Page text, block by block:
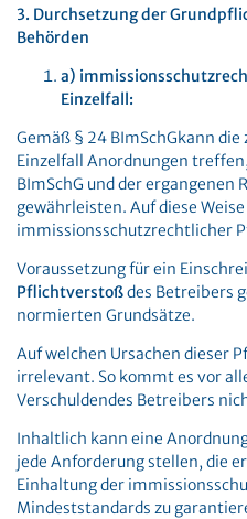
3. Durchsetzung der
Behörden
a)
Einzelfall:
Gemäß § 24 BImSchGkann
Einzelfall Anordnungen
BImSchG und der ergangenen
gewährleisten. Auf diese
immissionsschutzrechtlicher
Voraussetzung für ein
Pflichtverstoßdes Betreibers
normierten Grundsätze.
Auf welchen Ursachen dieser
irrelevant. So kommt es vor
Verschuldendes Betreibers
Inhaltlich kann eine
jede Anforderung stellen, die
Einhaltung der
Mindeststandards zu